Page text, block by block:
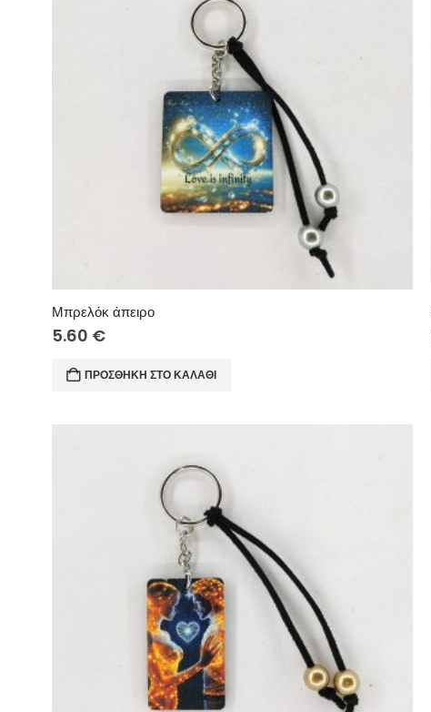
Μπρελόκ άπειρο
5.60 €
ΠΡΟΣΘΉΚΗ ΣΤΟ ΚΑΛΆΘΙ